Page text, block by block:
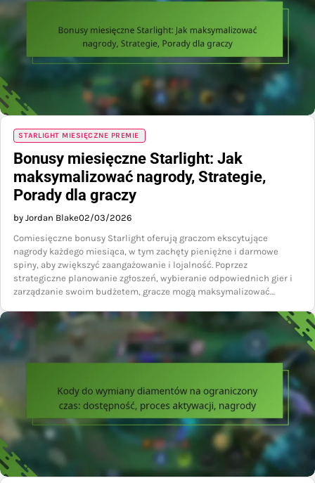
STARLIGHT MIESIĘCZNE PREMIE
Bonusy miesięczne Starlight: Jak
maksymalizować nagrody, Strategie,
Porady dla graczy
by Jordan Blake02/03/2026
Comiesięczne bonusy Starlight oferują graczom ekscytujące
nagrody każdego miesiąca, w tym zachęty pieniężne i darmowe
spiny, aby zwiększyć zaangażowanie i lojalność. Poprzez
strategiczne planowanie zgłoszeń, wybieranie odpowiednich gier i
zarządzanie swoim budżetem, gracze mogą maksymalizować…